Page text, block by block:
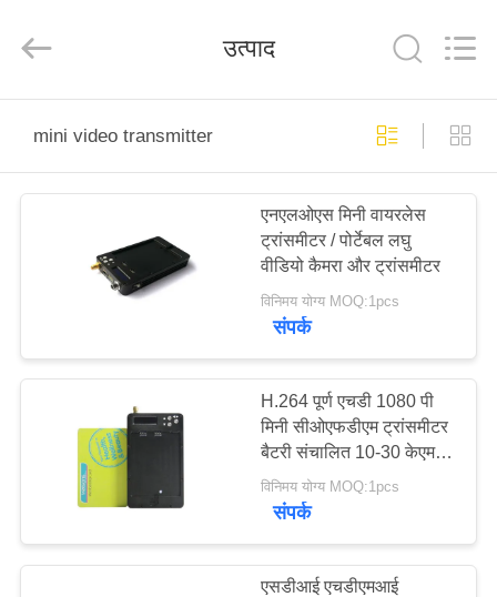
उत्पादों
गुणवत्ता
नियंत्रण
Technology
Co.,Ltd.
Reserved.
उत्पाद
mini video transmitter
एनएलओएस मिनी वायरलेस
ट्रांसमीटर / पोर्टेबल लघु
वीडियो कैमरा और ट्रांसमीटर
विनिमय योग्य MOQ:1pcs
संपर्क
H.264 पूर्ण एचडी 1080 पी
मिनी सीओएफडीएम ट्रांसमीटर
बैटरी संचालित 10-30 केएम के
साथ
विनिमय योग्य MOQ:1pcs
संपर्क
एसडीआई एचडीएमआई